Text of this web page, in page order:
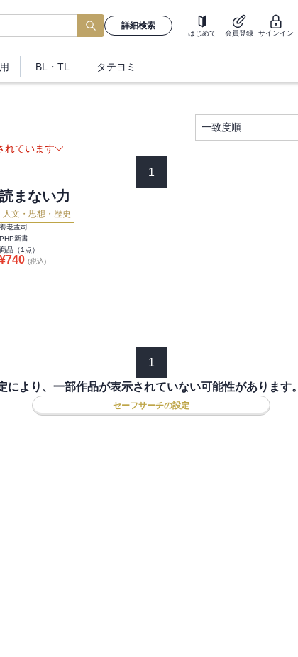
詳細検索
はじめて 会員登録 サインイン
BL・TL タテヨミ
一致度順
れています
1
読まない力
人文・思想・歴史
養老孟司
PHP新書
商品（1 点）
¥740 (税込)
1
により、一部作品が表示されていない可能性があります。
セーフサーチの設定